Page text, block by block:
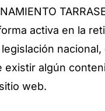
activa en la
algún
web.